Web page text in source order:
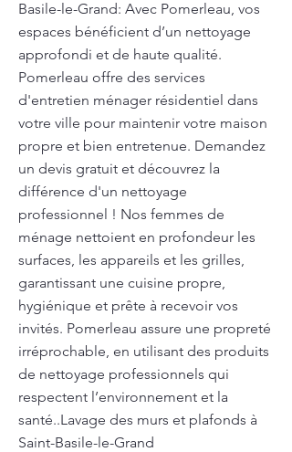
Basile-le-Grand: Avec Pomerleau, vos
espaces bénéficient d’un nettoyage
approfondi et de haute qualité.
Pomerleau offre des services
d'entretien ménager résidentiel dans
votre ville pour maintenir votre maison
propre et bien entretenue. Demandez
un devis gratuit et découvrez la
différence d'un nettoyage
professionnel ! Nos femmes de
ménage nettoient en profondeur les
surfaces, les appareils et les grilles,
garantissant une cuisine propre,
hygiénique et prête à recevoir vos
invités. Pomerleau assure une propreté
irréprochable, en utilisant des produits
de nettoyage professionnels qui
respectent l’environnement et la
santé..Lavage des murs et plafonds à
Saint-Basile-le-Grand